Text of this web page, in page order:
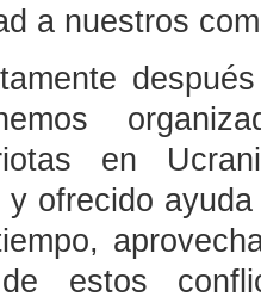
a nuestros
en
y ofrecido
estos